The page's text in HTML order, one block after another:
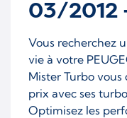
03/2012
Vous recherchez
vie à votre
Mister Turbo
prix avec ses
Optimisez les